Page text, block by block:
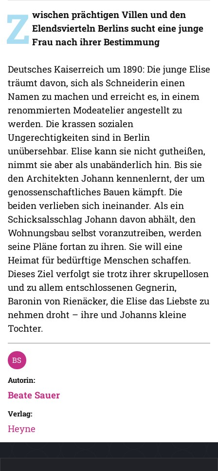
Z wischen prächtigen Villen und den
Elendsvierteln Berlins sucht eine junge
Frau nach ihrer Bestimmung
Deutsches Kaiserreich um 1890: Die junge Elise
träumt davon, sich als Schneiderin einen
Namen zu machen und erreicht es, in einem
renommierten Modeatelier angestellt zu
werden. Die krassen sozialen
Ungerechtigkeiten sind in Berlin
unübersehbar. Elise kann sie nicht gutheißen,
nimmt sie aber als unabänderlich hin. Bis sie
den Architekten Johann kennenlernt, der um
genossenschaftliches Bauen kämpft. Die
beiden verlieben sich ineinander. Als ein
Schicksalsschlag Johann davon abhält, den
Wohnungsbau selbst voranzutreiben, werden
seine Pläne fortan zu ihren. Sie will eine
Heimat für bedürftige Menschen schaffen.
Dieses Ziel verfolgt sie trotz ihrer skrupellosen
und zu allem entschlossenen Gegnerin,
Baronin von Rienäcker, die Elise das Liebste zu
nehmen droht – ihre und Johanns kleine
Tochter.
Autorin:
Beate Sauer
Verlag:
Heyne